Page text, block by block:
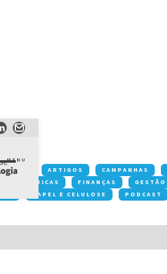
MENU
NA 2S ARTIGOS CAMPANHAS
FÁBRICAS FINANÇAS GESTÃO
PAPEL E CELULOSE PODCAST